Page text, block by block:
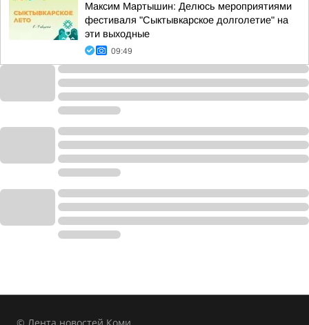
Максим Мартышин: Делюсь мероприятиями
фестиваля "Сыктывкарское долголетие" на
эти выходные
09:49